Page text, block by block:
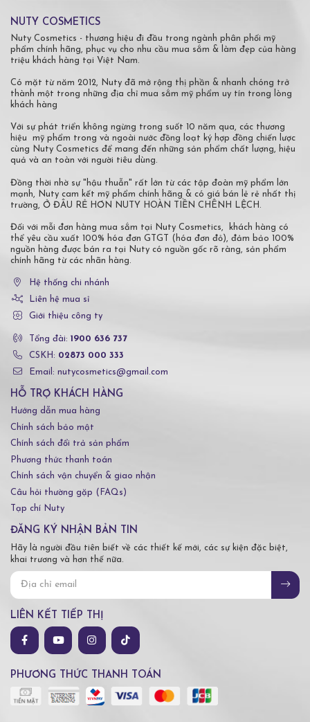
NUTY COSMETICS
Nuty Cosmetics - thương hiệu đi đầu trong ngành phân phối mỹ
phẩm chính hãng, phục vụ cho nhu cầu mua sắm & làm đẹp của hàng
triệu khách hàng tại Việt Nam.
Có mặt từ năm 2012, Nuty đã mở rộng thị phần & nhanh chóng trở
thành một trong những địa chỉ mua sắm mỹ phẩm uy tín trong lòng
khách hàng
Với sự phát triển không ngừng trong suốt 10 năm qua, các thương
hiệu mỹ phẩm trong và ngoài nước đồng loạt ký hợp đồng chiến lược
cùng Nuty Cosmetics để mang đến những sản phẩm chất lượng, hiệu
quả và an toàn với người tiêu dùng.
Đồng thời nhờ sự "hậu thuẫn" rất lớn từ các tập đoàn mỹ phẩm lớn
mạnh, Nuty cam kết mỹ phẩm chính hãng & có giá bán lẻ rẻ nhất thị
trường, Ở ĐÂU RẺ HƠN NUTY HOÀN TIỀN CHÊNH LỆCH.
Đối với mỗi đơn hàng mua sắm tại Nuty Cosmetics, khách hàng có
thể yêu cầu xuất 100% hóa đơn GTGT (hóa đơn đỏ), đảm bảo 100%
nguồn hàng được bán ra tại Nuty có nguồn gốc rõ ràng, sản phẩm
chính hãng từ các nhãn hàng.
Hệ thống chi nhánh
Liên hệ mua sỉ
Giới thiệu công ty
Tổng đài: 1900 636 737
CSKH: 02873 000 333
Email: nutycosmetics@gmail.com
HỖ TRỢ KHÁCH HÀNG
Hướng dẫn mua hàng
Chính sách bảo mật
Chính sách đổi trả sản phẩm
Phương thức thanh toán
Chính sách vận chuyển & giao nhận
Câu hỏi thường gặp (FAQs)
Tạp chí Nuty
ĐĂNG KÝ NHẬN BẢN TIN
Hãy là người đầu tiên biết về các thiết kế mới, các sự kiện đặc biệt,
khai trương và hơn thế nữa.
LIÊN KẾT TIẾP THỊ
PHƯƠNG THỨC THANH TOÁN